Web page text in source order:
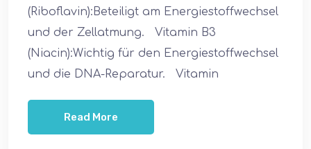
(Riboflavin):Beteiligt am Energiestoffwechsel
und der Zellatmung. Vitamin B3
(Niacin):Wichtig für den Energiestoffwechsel
und die DNA-Reparatur. Vitamin
Read More